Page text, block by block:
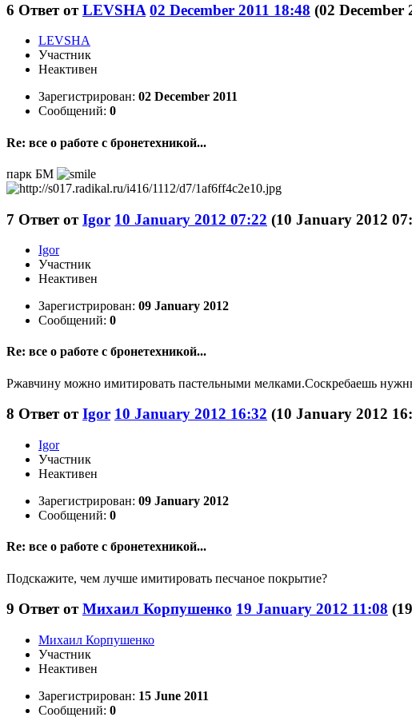
6 Ответ отLEVSHA 02 December 2011 18:48 (02 December
LEVSHA
Участник
Неактивен
Зарегистрирован: 02 December 2011
Сообщений: 0
Re: все о работе с бронетехникой...
парк БМ
7 Ответ отIgor 10 January 2012 07:22 (10 January 2012
Igor
Участник
Неактивен
Зарегистрирован: 09 January 2012
Сообщений: 0
Re: все о работе с бронетехникой...
Ржавчину можно имитировать пастельными мелками.Соскребаешь
8 Ответ отIgor 10 January 2012 16:32 (10 January 2012
Igor
Участник
Неактивен
Зарегистрирован: 09 January 2012
Сообщений: 0
Re: все о работе с бронетехникой...
Подскажите, чем лучше имитировать песчаное покрытие?
9 Ответ отМихаил Корпушенко 19 January 2012 11:08
Михаил Корпушенко
Участник
Неактивен
Зарегистрирован: 15 June 2011
Сообщений: 0